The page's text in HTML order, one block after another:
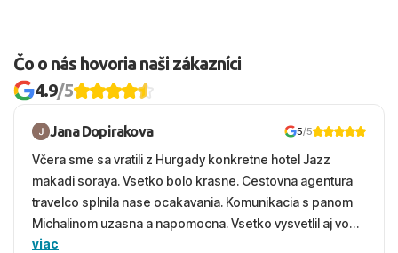
Čo o nás hovoria naši zákazníci
4.9/5
Jana Dopirakova 5/5
Včera sme sa vratili z Hurgady konkretne hotel Jazz
makadi soraya. Vsetko bolo krasne. Cestovna agentura
travelco splnila nase ocakavania. Komunikacia s panom
Michalinom uzasna a napomocna. Vsetko vysvetlil aj vo
vecernych hodinach zaco sa ospravedlnujem. Hotel
viac